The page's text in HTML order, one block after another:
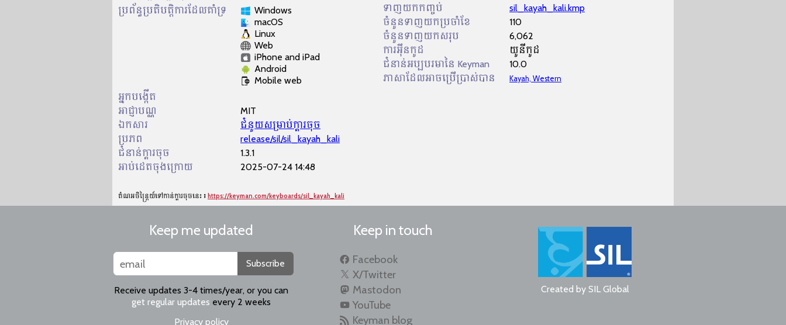
ប្រព័ន្ធប្រតិបត្តិការដែលគាំទ្រ
Windows
macOS
Linux
Web
iPhone and iPad
Android
Mobile web
អ្នកបង្កើត
អាជ្ញា​បណ្ណ​
MIT
ឯកសារ
ជំនួយ​សម្រាប់​ក្ដារចុច
ប្រភព
release/sil/sil_kayah_kali
ជំនាន់ក្ដារចុច
1.3.1
អាប់ដេតចុងក្រោយ
2025-07-24 14:48
ទាញយកកញ្ចប់
sil_kayah_kali.kmp
ចំនួនទាញយកប្រចាំខែ
110
ចំនួនទាញយកសរុប
6,062
ការអ៊ីនកូដ
យូនីកូដ
ជំនាន់អប្បបរមានៃ Keyman
10.0
ភាសាដែលអាចប្រើប្រាស់បាន
Kayah, Western
តំណអចិន្ត្រៃយ៍ទៅកាន់ក្ដារចុចនេះ៖ https://keyman.com/keyboards/sil_kayah_kali
Keep me updated
Subscribe
Receive updates 3-4 times/year, or you can
get regular updates every 2 weeks
Privacy policy
Keep in touch
Facebook
X/Twitter
Mastodon
YouTube
Keyman blog
Created by SIL Global